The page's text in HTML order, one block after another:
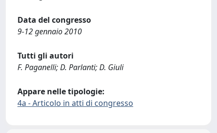
Data del congresso
9-12 gennaio 2010
Tutti gli autori
F. Paganelli; D. Parlanti; D. Giuli
Appare nelle tipologie:
4a - Articolo in atti di congresso